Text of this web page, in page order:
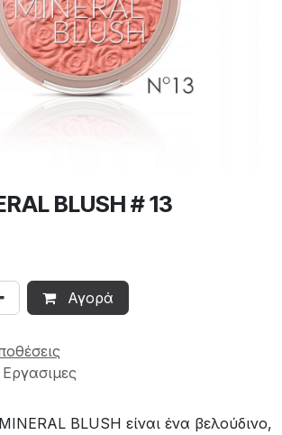
BLUSH # 13
Αγορά
BLUSH είναι ένα βελούδινο,